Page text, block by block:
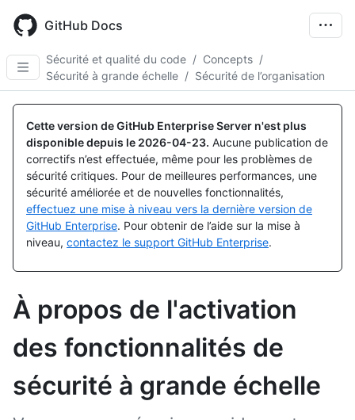
main
content
GitHub Docs
Sécurité et qualité du code / Concepts /
Sécurité à grande échelle / Sécurité de l’organisation
Cette version de GitHub Enterprise Server n'est plus
disponible depuis le 2026-04-23. Aucune publication de
correctifs n’est effectuée, même pour les problèmes de
sécurité critiques. Pour de meilleures performances, une
sécurité améliorée et de nouvelles fonctionnalités,
effectuez une mise à niveau vers la dernière version de
GitHub Enterprise. Pour obtenir de l’aide sur la mise à
niveau, contactez le support GitHub Enterprise.
À propos de l'activation
des fonctionnalités de
sécurité à grande échelle